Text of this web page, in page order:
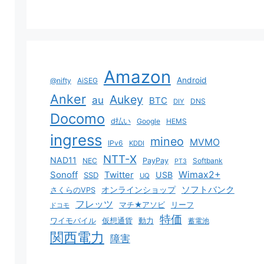
@nifty AiSEG Amazon Android
Anker au Aukey BTC DIY DNS
Docomo d払い Google HEMS
ingress IPv6 KDDI mineo MVMO
NAD11 NEC NTT-X PayPay PT3 Softbank
Sonoff SSD Twitter UQ USB Wimax2+
さくらのVPS オンラインショップ ソフトバンク
ドコモ フレッツ マチ★アソビ
リーフ
ワイモバイル
仮想通貨 動力 特価 蓄電池
関西電力 障害